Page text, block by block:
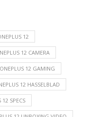
12
12 CAMERA
ONEPLUS 12 GAMING
12 HASSELBLAD
12 SPECS